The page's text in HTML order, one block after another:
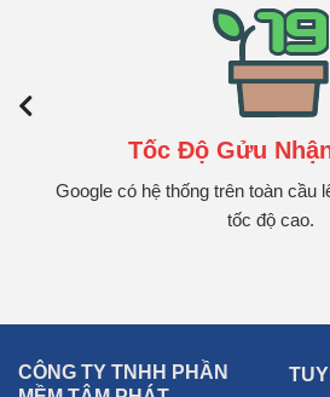
Tốc Độ Gửu
Google có hệ thống trên toàn cầu
tốc độ cao.
CÔNG TY TNHH PHẦN